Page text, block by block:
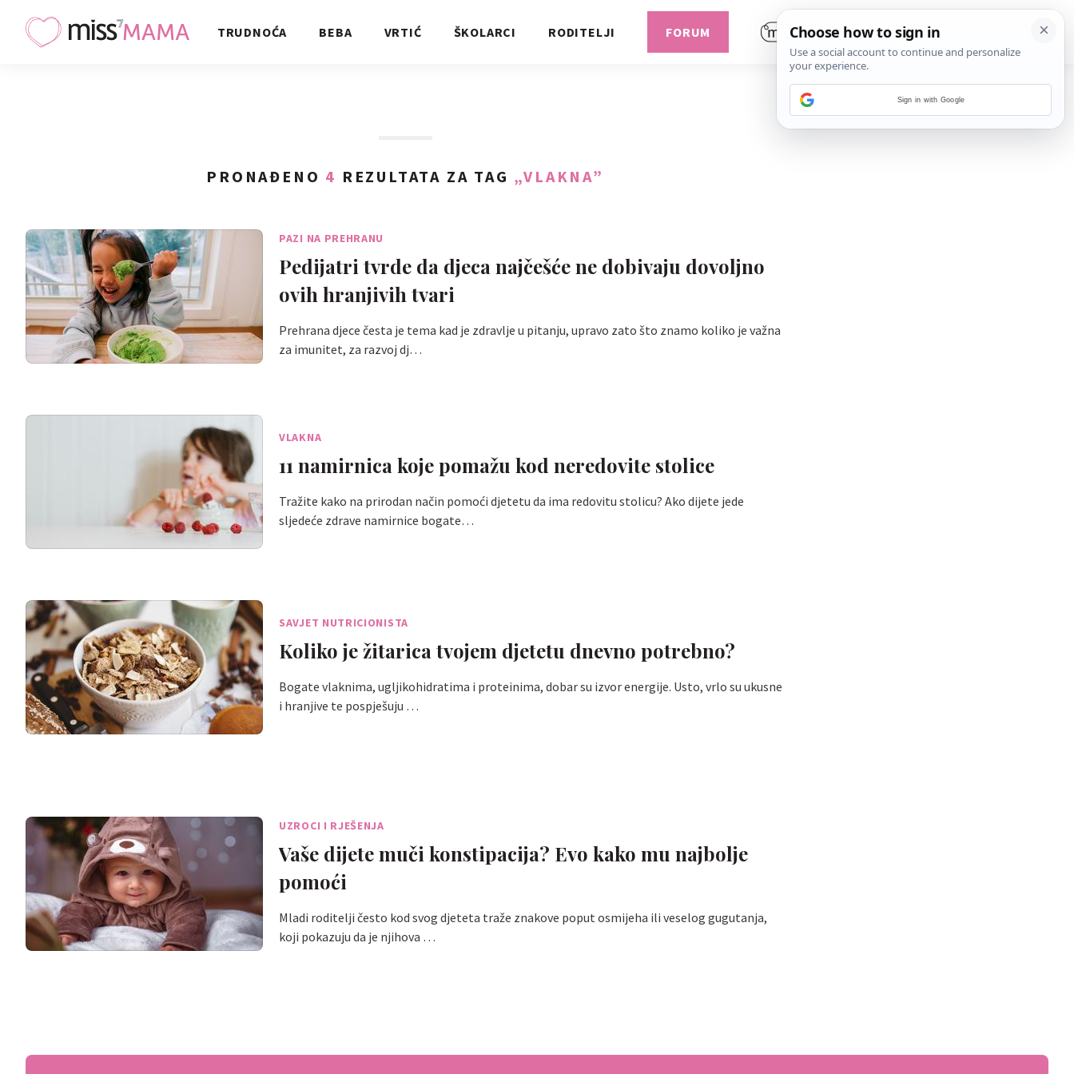
TRUDNOĆA BEBA VRTIĆ ŠKOLARCI RODITELJI FORUM
PRONAĐENO 4 REZULTATA ZA TAG „VLAKNA”
PAZI NA PREHRANU
Pedijatri tvrde da djeca najčešće ne dobivaju dovoljno
ovih hranjivih tvari
Prehrana djece česta je tema kad je zdravlje u pitanju, upravo zato što znamo koliko je važna
za imunitet, za razvoj dj…
VLAKNA
11 namirnica koje pomažu kod neredovite stolice
Tražite kako na prirodan način pomoći djetetu da ima redovitu stolicu? Ako dijete jede
sljedeće zdrave namirnice bogate…
SAVJET NUTRICIONISTA
Koliko je žitarica tvojem djetetu dnevno potrebno?
Bogate vlaknima, ugljikohidratima i proteinima, dobar su izvor energije. Usto, vrlo su ukusne
i hranjive te pospješuju …
UZROCI I RJEŠENJA
Vaše dijete muči konstipacija? Evo kako mu najbolje
pomoći
Mladi roditelji često kod svog djeteta traže znakove poput osmijeha ili veselog gugutanja,
koji pokazuju da je njihova …
Sign in with Google